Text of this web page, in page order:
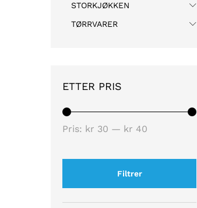
STORKJØKKEN
TØRRVARER
ETTER PRIS
Filtrer
Pris: kr 30 — kr 40